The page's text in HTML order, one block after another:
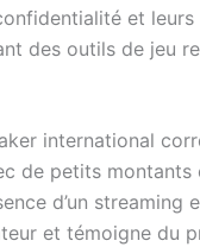
et
des outils de jeu
international
de petits montants
d’un streaming
et témoigne du